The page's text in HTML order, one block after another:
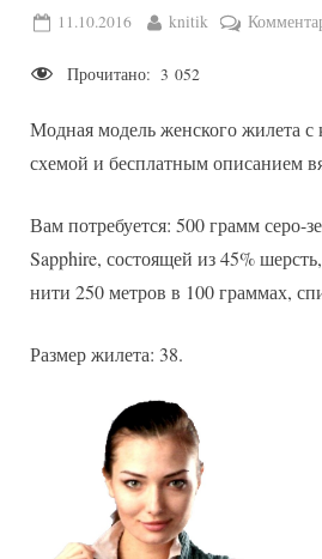
в
с
Posted
11.10.2016 By
knitik
Прочитано: 3 052
Модная модель женского жилета с
схемой и бесплатным описанием
Вам потребуется: 500 грамм серо-
Sapphire, состоящей из 45%
нити 250 метров в 100 граммах,
Размер жилета: 38.